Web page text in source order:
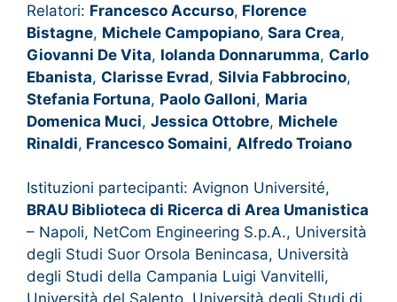
Relatori: Francesco Accurso, Florence
Bistagne, Michele Campopiano, Sara Crea,
Giovanni De Vita, Iolanda Donnarumma, Carlo
Ebanista, Clarisse Evrad, Silvia Fabbrocino,
Stefania Fortuna, Paolo Galloni, Maria
Domenica Muci, Jessica Ottobre, Michele
Rinaldi, Francesco Somaini, Alfredo Troiano
Istituzioni partecipanti: Avignon Université,
BRAU Biblioteca di Ricerca di Area Umanistica
– Napoli, NetCom Engineering S.p.A., Università
degli Studi Suor Orsola Benincasa, Università
degli Studi della Campania Luigi Vanvitelli,
Università del Salento, Università degli Studi di